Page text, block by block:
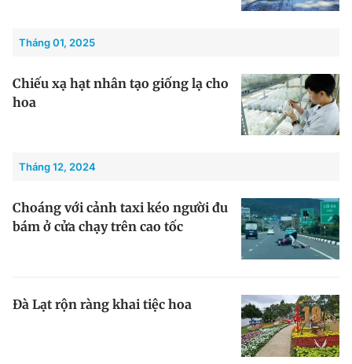
Liên hệ quảng cáo
Theo dõi báo trên
Chính sách bảo
Tháng 01, 2025
Chiếu xạ hạt nhân tạo giống lạ cho
hoa
Tháng 12, 2024
Choáng với cảnh taxi kéo người đu
bám ở cửa chạy trên cao tốc
Đà Lạt rộn ràng khai tiệc hoa